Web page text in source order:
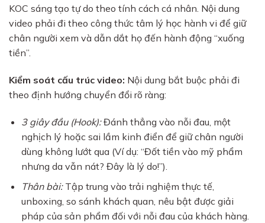
KOC sáng tạo tự do theo tính cách cá nhân. Nội dung
video phải đi theo công thức tâm lý học hành vi để giữ
chân người xem và dẫn dắt họ đến hành động “xuống
tiền”.
Kiểm soát cấu trúc video: Nội dung bắt buộc phải đi
theo định hướng chuyển đổi rõ ràng:
3 giây đầu (Hook):Đánh thẳng vào nỗi đau, một
nghịch lý hoặc sai lầm kinh điển để giữ chân người
dùng không lướt qua (Ví dụ: “Đốt tiền vào mỹ phẩm
nhưng da vẫn nát? Đây là lý do!”).
Thân bài:Tập trung vào trải nghiệm thực tế,
unboxing, so sánh khách quan, nêu bật được giải
pháp của sản phẩm đối với nỗi đau của khách hàng.